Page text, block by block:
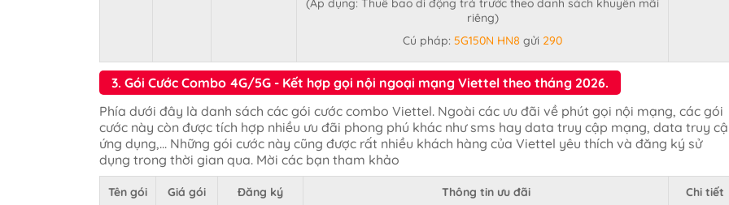
(Áp dụng: Thuê bao di động trả trước theo danh sách khuyến mãi
riêng)
Cú pháp: 5G150N HN8 gửi 290
3. Gói Cước Combo 4G/5G - Kết hợp gọi nội ngoại mạng Viettel theo tháng 2026.
Phía dưới đây là danh sách các gói cước combo Viettel. Ngoài các ưu đãi về phút gọi nội mạng, các gói
cước này còn được tích hợp nhiều ưu đãi phong phú khác như sms hay data truy cập mạng, data truy
ứng dụng,... Những gói cước này cũng được rất nhiều khách hàng của Viettel yêu thích và đăng ký sử
dụng trong thời gian qua. Mời các bạn tham khảo
Tên gói Giá gói Đăng ký Thông tin ưu đãi Chi tiết